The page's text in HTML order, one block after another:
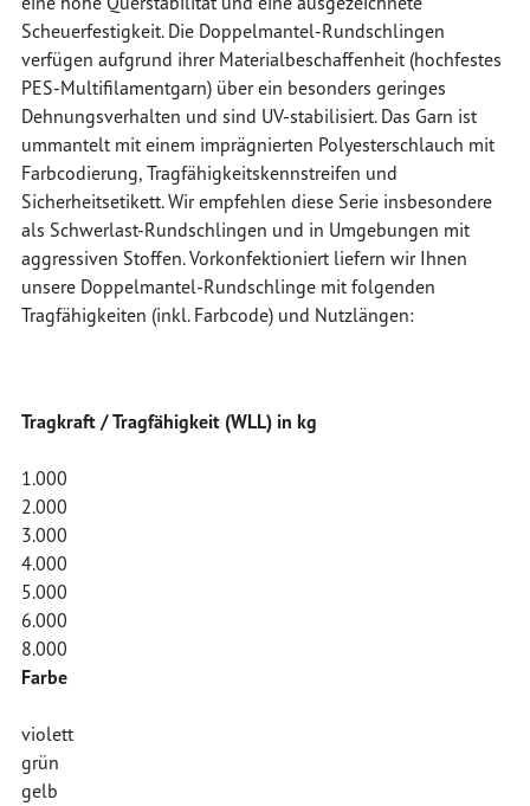
Scheuerfestigkeit. Die Doppelmantel-Rundschlingen
verfügen aufgrund ihrer Materialbeschaffenheit (hochfestes
PES-Multifilamentgarn) über ein besonders geringes
Dehnungsverhalten und sind UV-stabilisiert. Das Garn ist
ummantelt mit einem imprägnierten Polyesterschlauch mit
Farbcodierung, Tragfähigkeitskennstreifen und
Sicherheitsetikett. Wir empfehlen diese Serie insbesondere
als Schwerlast-Rundschlingen und in Umgebungen mit
aggressiven Stoffen. Vorkonfektioniert liefern wir Ihnen
unsere Doppelmantel-Rundschlinge mit folgenden
Tragfähigkeiten (inkl. Farbcode) und Nutzlängen:
Tragkraft / Tragfähigkeit (WLL) in kg
1.000
2.000
3.000
4.000
5.000
6.000
8.000
Farbe
violett
grün
gelb